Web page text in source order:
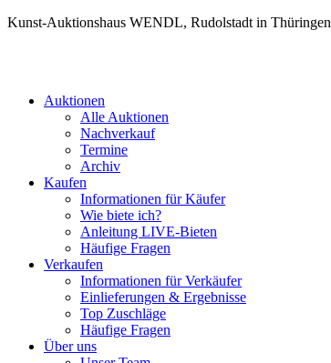
Kunst-Auktionshaus WENDL, Rudolstadt in Thüringen
Auktionen
Alle Auktionen
Nachverkauf
Termine
Archiv
Kaufen
Informationen für Käufer
Wie biete ich?
Anleitung LIVE-Bieten
Häufige Fragen
Verkaufen
Informationen für Verkäufer
Einlieferungen & Ergebnisse
Top Zuschläge
Häufige Fragen
Über uns